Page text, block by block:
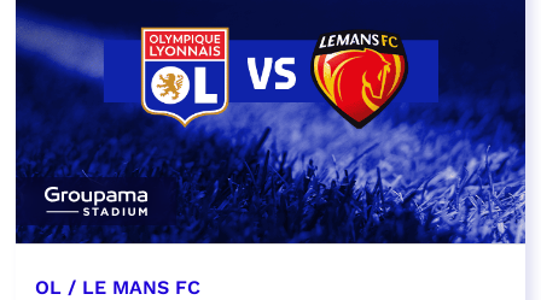
OL / LE MANS FC